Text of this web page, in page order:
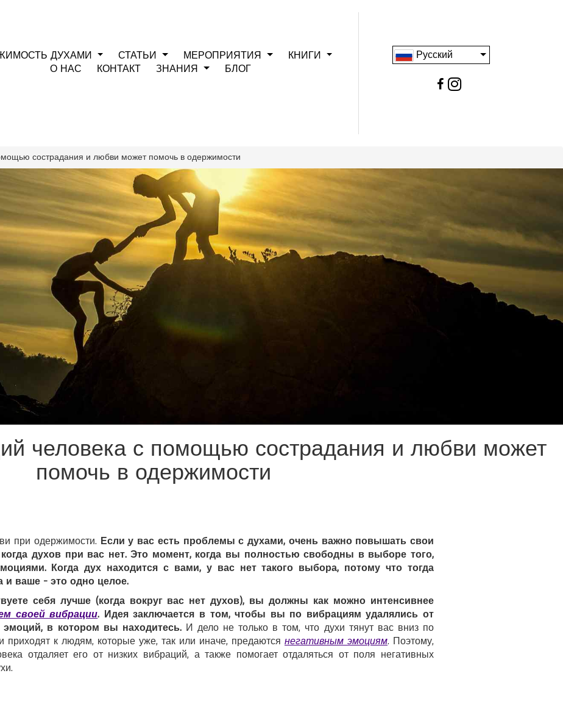
ДУХАМИ СТАТЬИ МЕРОПРИЯТИЯ
КНИГИ
О НАС
КОНТАКТ ЗНАНИЯ БЛОГ
Русский
сострадания и любви может помочь в одержимости
человека с помощью сострадания и любви может
помочь в одержимости
при одержимости. Если у вас есть проблемы с духами, очень важно повышать свои
духов при вас нет. Это момент, когда вы полностью свободны в выборе того,
Когда дух находится с вами, у вас нет такого выбора, потому что тогда
и ваше - это одно целое.
себя лучше (когда вокруг вас нет духов), вы должны как можно интенсивнее
своей вибрации. Идея заключается в том, чтобы вы по вибрациям удалялись от
эмоций, в котором вы находитесь.И дело не только в том, что духи тянут вас вниз по
к людям, которые уже, так или иначе, предаются негативным эмоциям. Поэтому,
отдаляет его от низких вибраций, а также помогает отдаляться от поля негативных